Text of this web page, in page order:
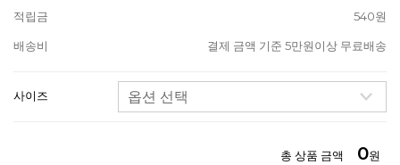
적립금
540원
배송비 결제 금액 기준 5만원이상 무료배송
사이즈
총 상품 금액 0원